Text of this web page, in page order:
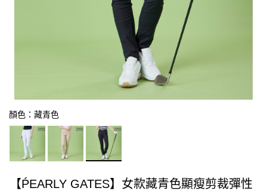
顏色：藏青色
【ṔEARLY GATES】女款藏青色顯瘦剪裁彈性